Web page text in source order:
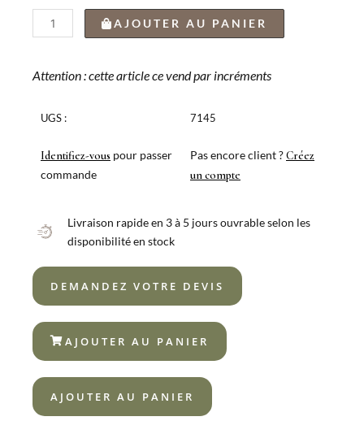
quantité
de
DÉJEUNER
18%
AJOUTER AU PANIER
Attention : cette article ce vend par incréments
UGS :
Identifiez-vous pour passer
commande
7145
Pas encore client ?Créez
un compte
Livraison rapide en 3 à 5 jours ouvrable selon les
disponibilité en stock
DEMANDEZ VOTRE DEVIS
AJOUTER AU PANIER
AJOUTER AU PANIER